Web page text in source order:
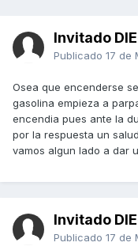
Invitado
Publicado 17 de
Osea que encenderse
gasolina empieza a
encendia pues ante la
por la respuesta un
vamos algun lado a dar
Invitado
Publicado 17 de